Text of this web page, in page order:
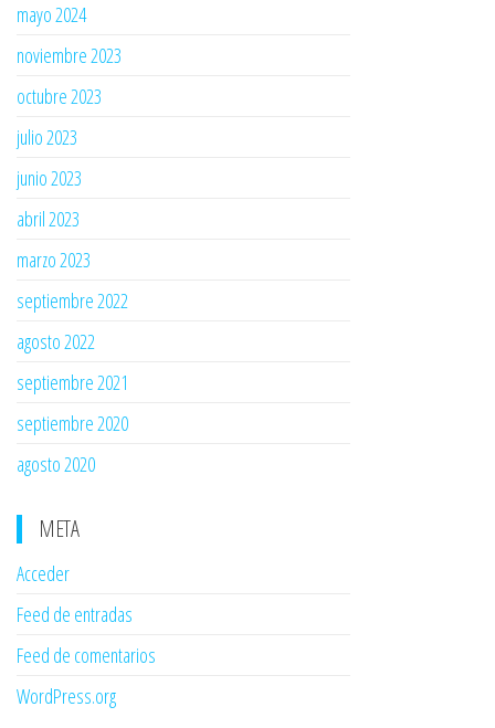
mayo 2024
noviembre 2023
octubre 2023
julio 2023
junio 2023
abril 2023
marzo 2023
septiembre 2022
agosto 2022
septiembre 2021
septiembre 2020
agosto 2020
META
Acceder
Feed de entradas
Feed de comentarios
WordPress.org